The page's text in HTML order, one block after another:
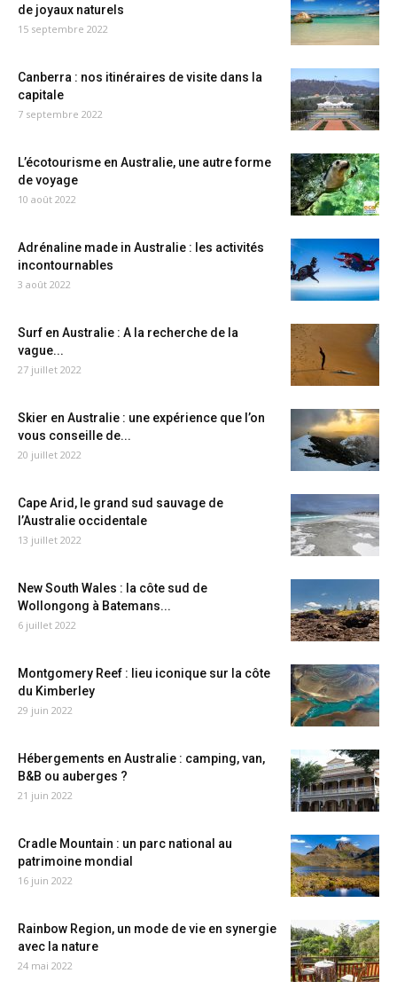
de joyaux naturels
15 septembre 2022
Canberra : nos itinéraires de visite dans la
capitale
7 septembre 2022
L’écotourisme en Australie, une autre forme
de voyage
10 août 2022
Adrénaline made in Australie : les activités
incontournables
3 août 2022
Surf en Australie : A la recherche de la
vague...
27 juillet 2022
Skier en Australie : une expérience que l’on
vous conseille de...
20 juillet 2022
Cape Arid, le grand sud sauvage de
l’Australie occidentale
13 juillet 2022
New South Wales : la côte sud de
Wollongong à Batemans...
6 juillet 2022
Montgomery Reef : lieu iconique sur la côte
du Kimberley
29 juin 2022
Hébergements en Australie : camping, van,
B&B ou auberges ?
21 juin 2022
Cradle Mountain : un parc national au
patrimoine mondial
16 juin 2022
Rainbow Region, un mode de vie en synergie
avec la nature
24 mai 2022